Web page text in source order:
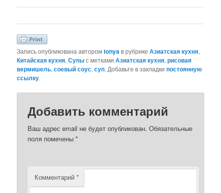
Запись опубликована авторомtonyaв рубрикеАзиатская кухня,
Китайская кухня,Супыс меткамиАзиатская кухня,рисовая
вермишель,соевый соус,суп. Добавьте в закладкипостоянную
ссылку.
Добавить комментарий
Ваш адрес email не будет опубликован. Обязательные
поля помечены*
Комментарий*